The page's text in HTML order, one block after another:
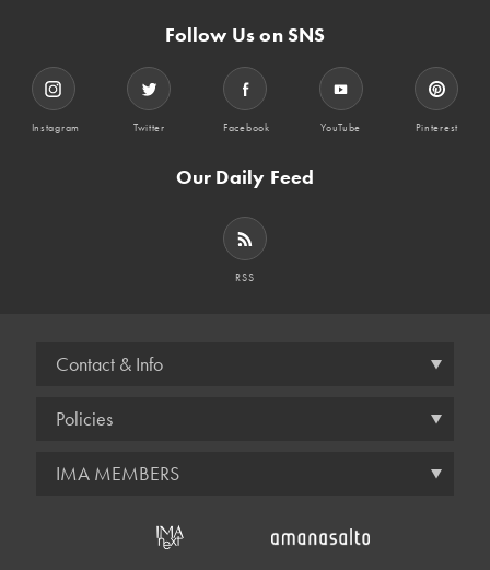
Follow Us on SNS
Instagram Twitter Facebook YouTube Pinterest
Our Daily Feed
RSS
Contact & Info
Policies
IMA MEMBERS